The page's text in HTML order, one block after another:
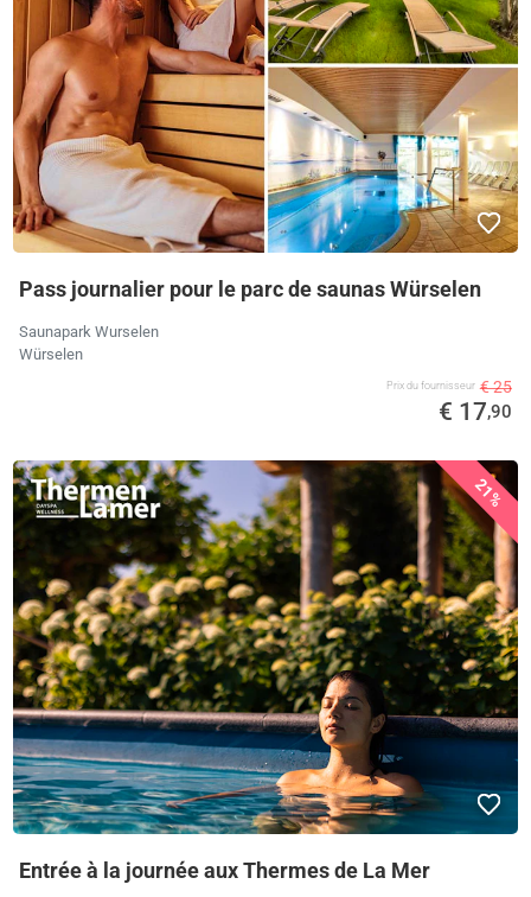
Pass journalier pour le parc de saunas Würselen
Saunapark Wurselen
Würselen
Prix ​​du fournisseur € 25
€ 17,90
21%
Entrée à la journée aux Thermes de La Mer